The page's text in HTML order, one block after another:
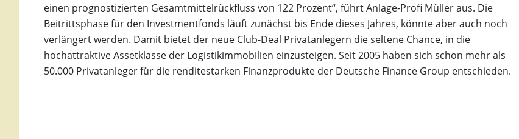
einen prognostizierten Gesamtmittelrückfluss von 122 Prozent“, führt Anlage-Profi Müller aus. Die
Beitrittsphase für den Investmentfonds läuft zunächst bis Ende dieses Jahres, könnte aber auch noch
verlängert werden. Damit bietet der neue Club-Deal Privatanlegern die seltene Chance, in die
hochattraktive Assetklasse der Logistikimmobilien einzusteigen. Seit 2005 haben sich schon mehr als
50.000 Privatanleger für die renditestarken Finanzprodukte der Deutsche Finance Group entschieden.